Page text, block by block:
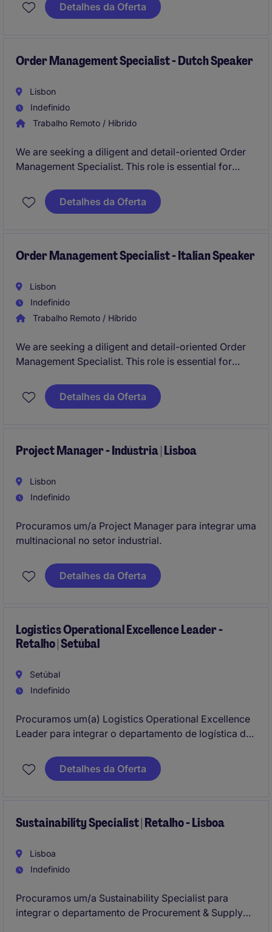
Detalhes da Oferta
Order Management Specialist - Dutch Speaker
Lisbon
Indefinido
Trabalho Remoto / Híbrido
We are seeking a diligent and detail-oriented Order
Management Specialist. This role is essential for
within the critical Purchase Requisition (PR) to
Purchase Order (PO) workflow, ensuring a seamless
Detalhes da Oferta
Order Management Specialist - Italian Speaker
Lisbon
Indefinido
Trabalho Remoto / Híbrido
We are seeking a diligent and detail-oriented Order
Management Specialist. This role is essential for
within the critical Purchase Requisition (PR) to
Purchase Order (PO) workflow, ensuring a seamless
Detalhes da Oferta
Project Manager - Indústria | Lisboa
Lisbon
Indefinido
Procuramos um/a Project Manager para integrar uma
multinacional no setor industrial.
Detalhes da Oferta
Logistics Operational Excellence Leader -
Retalho | Setúbal
Setúbal
Indefinido
Procuramos um(a) Logistics Operational Excellence
Leader para integrar o departamento de logística de
candidato(a) ideal terá um perfil dinâmico e vontade
de contribuir para a melhoria contínua dos
Detalhes da Oferta
Sustainability Specialist | Retalho - Lisboa
Lisboa
Indefinido
Procuramos um/a Sustainability Specialist para
integrar o departamento de Procurement & Supply